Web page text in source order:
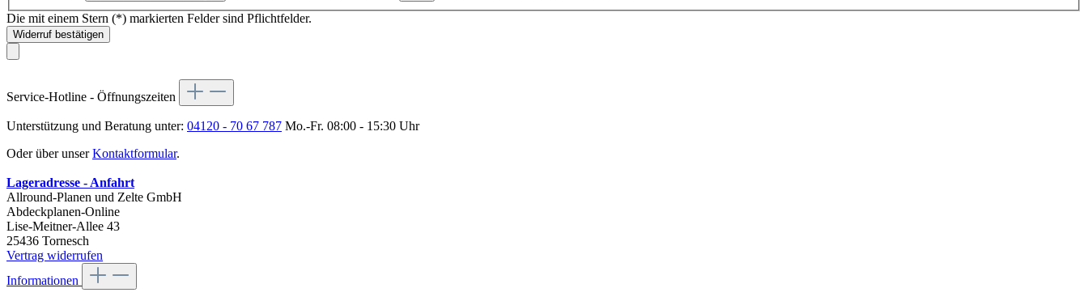
Die mit einem Stern (*) markierten Felder sind Pflichtfelder.
Widerruf bestätigen
Service-Hotline - Öffnungszeiten
Unterstützung und Beratung unter: 04120 - 70 67 787 Mo.-Fr. 08:00 - 15:30 Uhr
Oder über unserKontaktformular.
Lageradresse - Anfahrt
Allround-Planen und Zelte GmbH
Abdeckplanen-Online
Lise-Meitner-Allee 43
25436 Tornesch
Vertrag widerrufen
Informationen